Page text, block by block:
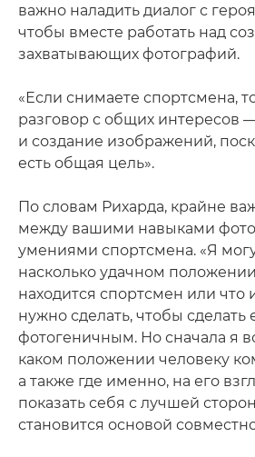
важно наладить диалог с
чтобы вместе работать над
захватывающих фотографий.
«Если снимаете спортсмена,
разговор с общих интересов
и создание изображений,
есть общая цель».
По словам Рихарда, крайне
между вашими навыками
умениями спортсмена. «Я
насколько удачном
находится спортсмен или
нужно сделать, чтобы сделать
фотогеничным. Но сначала я
каком положении человеку
а также где именно, на его
показать себя с лучшей
становится основой